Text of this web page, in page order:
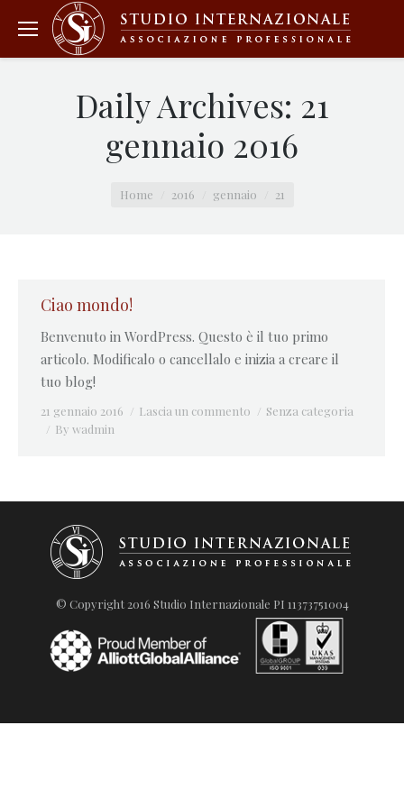
Daily Archives: 21
gennaio 2016
Home 2016 gennaio 21
Ciao mondo!
Benvenuto in WordPress. Questo è il tuo primo
articolo. Modificalo o cancellalo e inizia a creare il
tuo blog!
21 gennaio 2016 Lascia un commento
Senza categoria
By wadmin
© Copyright 2016 Studio Internazionale PI 11373751004